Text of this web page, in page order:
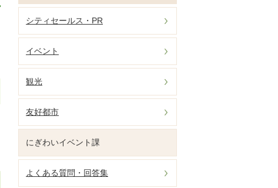
シティセールス・PR
イベント
観光
友好都市
にぎわいイベント課
よくある質問・回答集